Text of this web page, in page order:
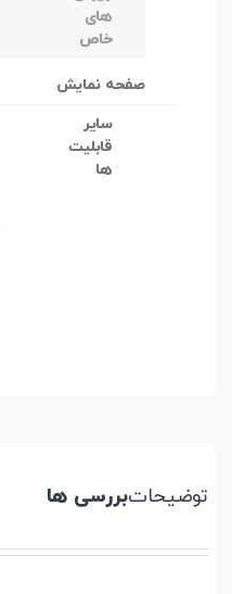
های
خاص
صفحه نمایش
سایر
قابلیت
ها
توضیحاتبررسی ها